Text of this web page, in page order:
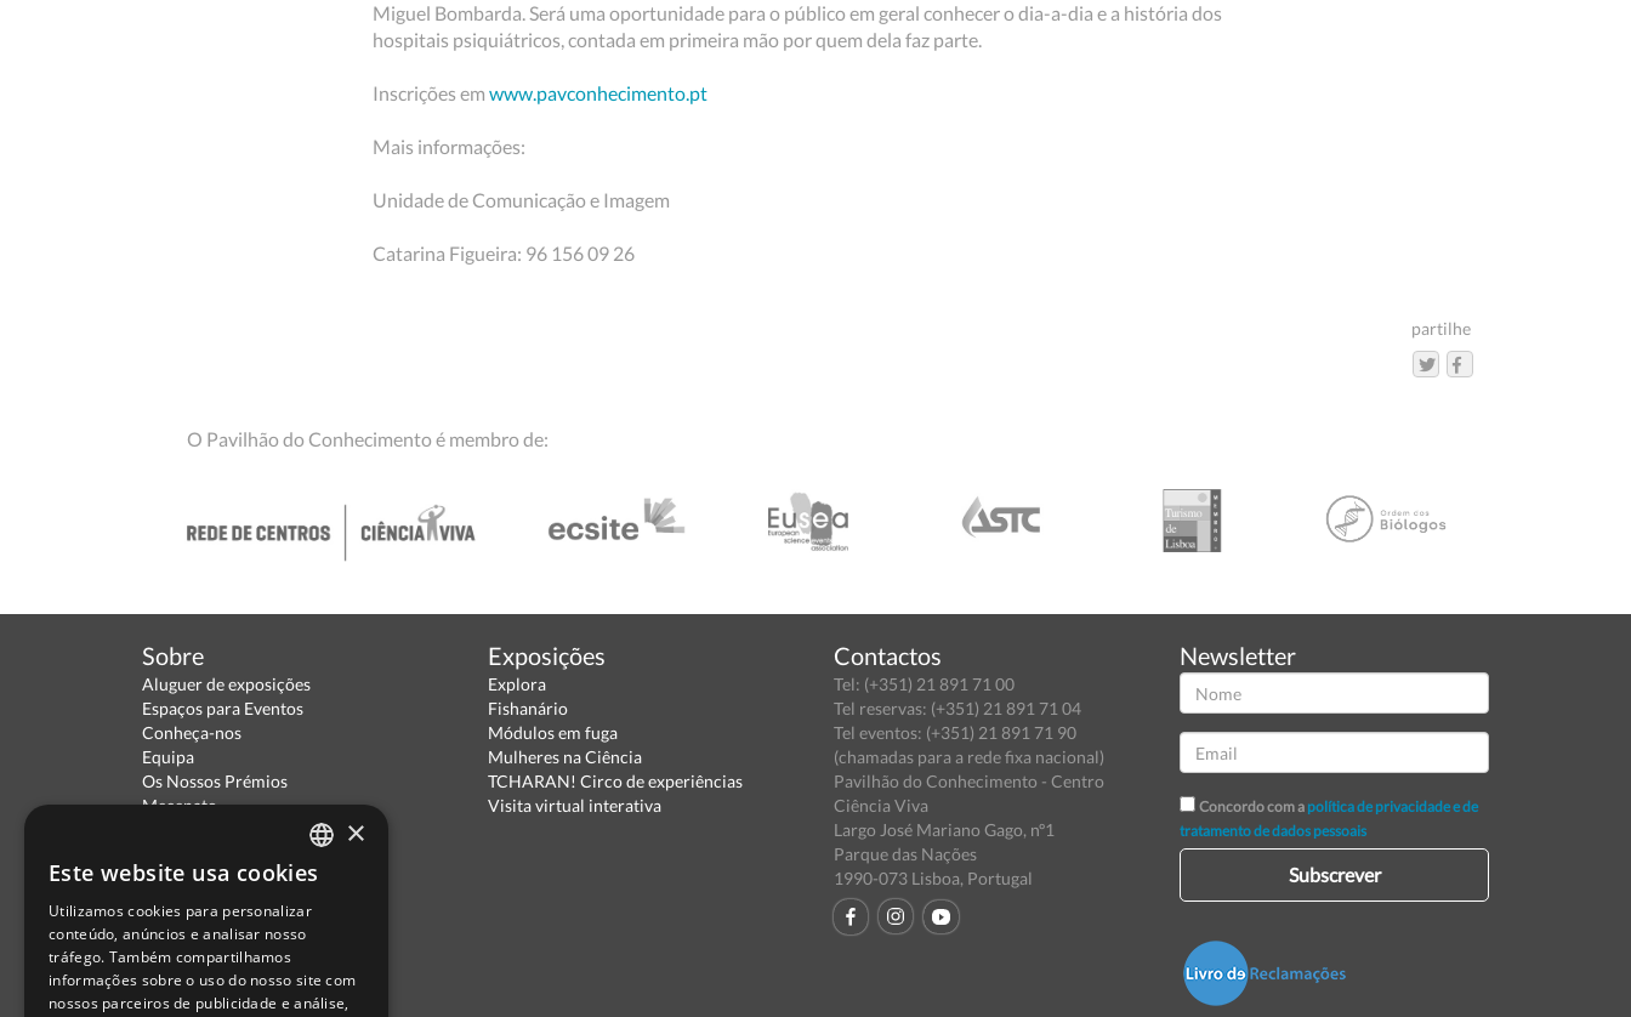
Miguel Bombarda. Será uma oportunidade para o público em geral conhecer o dia-a-dia e a história dos
hospitais psiquiátricos, contada em primeira mão por quem dela faz parte.
Inscrições em www.pavconhecimento.pt
Mais informações:
Unidade de Comunicação e Imagem
Catarina Figueira: 96 156 09 26
partilhe
O Pavilhão do Conhecimento é membro de:
Sobre
Aluguer de exposições
Espaços para Eventos
Conheça-nos
Equipa
Os Nossos Prémios
Mecenato
Termos de Utilização
Escola Ciência Viva
Contactar
Relatório Anual RCN 2024
Relatório Intercalar RCN 2025
Exposições
Explora
Fishanário
Módulos em fuga
Mulheres na Ciência
TCHARAN! Circo de experiências
Visita virtual interativa
Contactos
Tel: (+351) 21 891 71 00
Tel reservas: (+351) 21 891 71 04
Tel eventos: (+351) 21 891 71 90
(chamadas para a rede fixa nacional)
Pavilhão do Conhecimento - Centro
Ciência Viva
Largo José Mariano Gago, nº1
Parque das Nações
1990-073 Lisboa, Portugal
Newsletter
Concordo com a política de privacidade e de
tratamento de dados pessoais
Subscrever
PORTUGUESE
ENGLISH
SPANISH
×
Este website usa cookies
Utilizamos cookies para personalizar
conteúdo, anúncios e analisar nosso
tráfego. Também compartilhamos
informações sobre o uso do nosso site com
nossos parceiros de publicidade e análise,